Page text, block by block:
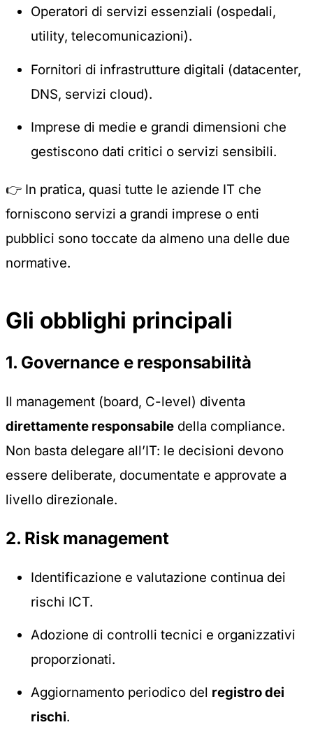
Operatori di servizi essenziali (ospedali,
utility, telecomunicazioni).
Fornitori di infrastrutture digitali (datacenter,
DNS, servizi cloud).
Imprese di medie e grandi dimensioni che
gestiscono dati critici o servizi sensibili.
👉 In pratica, quasi tutte le aziende IT che
forniscono servizi a grandi imprese o enti
pubblici sono toccate da almeno una delle due
normative.
Gli obblighi principali
1. Governance e responsabilità
Il management (board, C-level) diventa
direttamente responsabile della compliance.
Non basta delegare all’IT: le decisioni devono
essere deliberate, documentate e approvate a
livello direzionale.
2. Risk management
Identificazione e valutazione continua dei
rischi ICT.
Adozione di controlli tecnici e organizzativi
proporzionati.
Aggiornamento periodico del registro dei
rischi.